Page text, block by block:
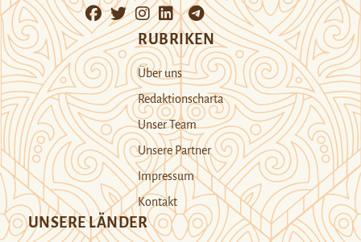
RUBRIKEN
Über uns
Redaktionscharta
Unser Team
Unsere Partner
Impressum
Kontakt
UNSERE LÄNDER